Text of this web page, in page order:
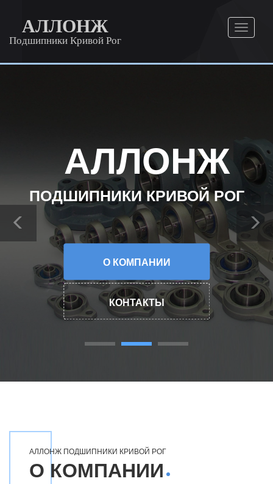
АЛЛОНЖ
Подшипники Кривой Рог
АЛЛОНЖ
ПОДШИПНИКИ КРИВОЙ РОГ
О КОМПАНИИ
КОНТАКТЫ
АЛЛОНЖ ПОДШИПНИКИ КРИВОЙ РОГ
О КОМПАНИИ